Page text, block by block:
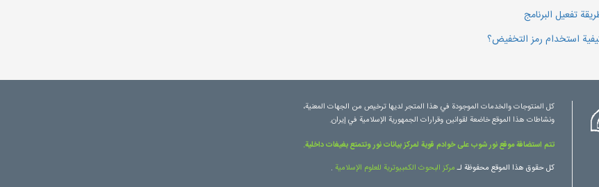
تفعيل البرنامج
استخدام رمز التخفيض؟
كل المنتوجات والخدمات الموجودة في هذا المتجر لديها ترخيص من الجهات المعنية،
ونشاطات هذا الموقع خاضعة لقوانين وقرارات الجمهورية الإسلامية في إيران.
تتم استضافة موقع نور شوب على خوادم قوية لمركز بيانات نور وتتمتع بغيغات داخلية.
كل حقوق هذا الموقع محفوظة لـمرکز البحوث الكمبيوترية للعلوم الإسلامية .